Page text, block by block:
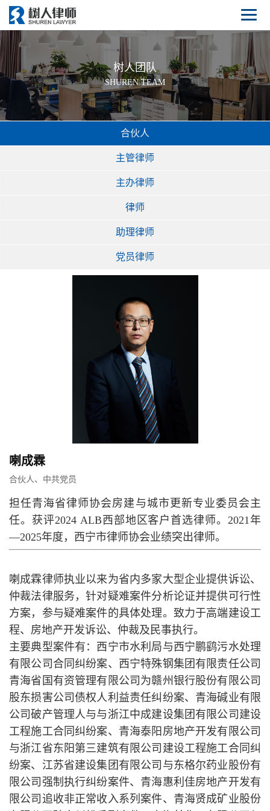
树人团队
SHUREN TEAM
合伙人
主管律师
主办律师
律师
助理律师
党员律师
喇成霖
合伙人、中共党员
担任青海省律师协会房建与城市更新专业委员会主
任。获评2024 ALB西部地区客户首选律师。2021年
—2025年度，西宁市律师协会业绩突出律师。
喇成霖律师执业以来为省内多家大型企业提供诉讼、
仲裁法律服务，针对疑难案件分析论证并提供可行性
方案，参与疑难案件的具体处理。致力于高端建设工
程、房地产开发诉讼、仲裁及民事执行。
主要典型案件有：西宁市水利局与西宁鹏鹞污水处理
有限公司合同纠纷案、西宁特殊钢集团有限责任公司
青海省国有资管理有限公司为赣州银行股份有限公司
股东损害公司债权人利益责任纠纷案、青海碱业有限
公司破产管理人与与浙江中成建设集团有限公司建设
工程施工合同纠纷案、青海泰阳房地产开发有限公司
与浙江省东阳第三建筑有限公司建设工程施工合同纠
纷案、江苏省建设集团有限公司与东格尔药业股份有
限公司强制执行纠纷案件、青海惠利佳房地产开发有
限公司追收非正常收入系列案件、青海贤成矿业股份